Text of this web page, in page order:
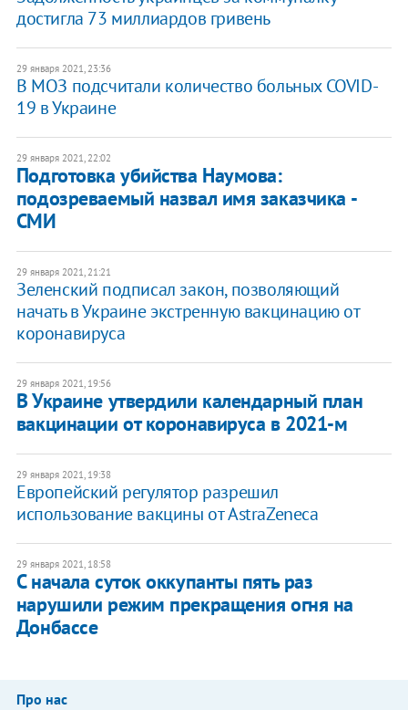
достигла 73 миллиардов гривень
29 января 2021, 23:36
В МОЗ подсчитали количество больных COVID-
19 в Украине
29 января 2021, 22:02
Подготовка убийства Наумова:
подозреваемый назвал имя заказчика -
СМИ
29 января 2021, 21:21
Зеленский подписал закон, позволяющий
начать в Украине экстренную вакцинацию от
коронавируса
29 января 2021, 19:56
В Украине утвердили календарный план
вакцинации от коронавируса в 2021-м
29 января 2021, 19:38
Европейский регулятор разрешил
использование вакцины от AstraZeneca
29 января 2021, 18:58
С начала суток оккупанты пять раз
нарушили режим прекращения огня на
Донбассе
Про нас